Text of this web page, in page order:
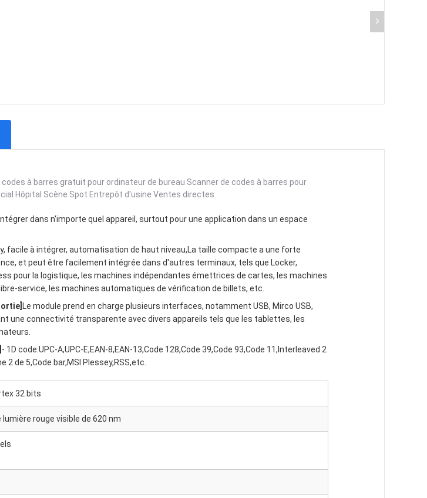
à barres gratuit pour ordinateur de bureau Scanner de codes à barres pour
Hôpital Scène Spot Entrepôt d'usine Ventes directes
dans n'importe quel appareil, surtout pour une application dans un espace
facile à intégrer, automatisation de haut niveau,La taille compacte a une forte
et peut être facilement intégrée dans d'autres terminaux, tels que Locker,
pour la logistique, les machines indépendantes émettrices de cartes, les machines
service, les machines automatiques de vérification de billets, etc.
Le module prend en charge plusieurs interfaces, notamment USB, Mirco USB,
une connectivité transparente avec divers appareils tels que les tablettes, les
- 1D code:UPC-A,UPC-E,EAN-8,EAN-13,Code 128,Code 39,Code 93,Code 11,Interleaved 2
2 de 5,Code bar,MSI Plessey,RSS,etc.
32 bits
lumière rouge visible de 620 nm